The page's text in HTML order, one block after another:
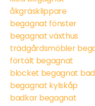
åkgräsklippare
begagnat fönster
begagnat växthus
trädgårdsmöbler
förtält begagnat
blocket begagnat
begagnat kylskåp
badkar begagnat